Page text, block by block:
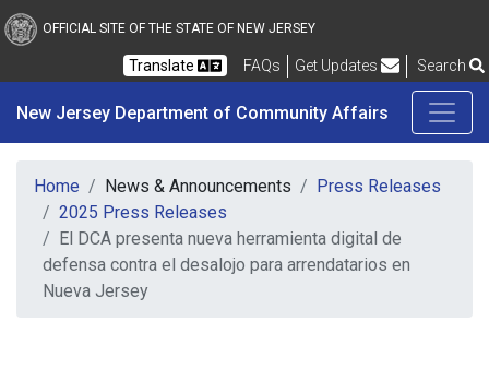
Skip to main content
New Jersey
OFFICIAL SITE OF THE STATE OF NEW JERSEY
Translate FAQsFrequently Asked Questions
Get Updates Search
New Jersey Department of Community Affairs
Home News & Announcements
Press Releases
2025 Press Releases
El DCA presenta nueva herramienta digital de
defensa contra el desalojo para arrendatarios en
Nueva Jersey